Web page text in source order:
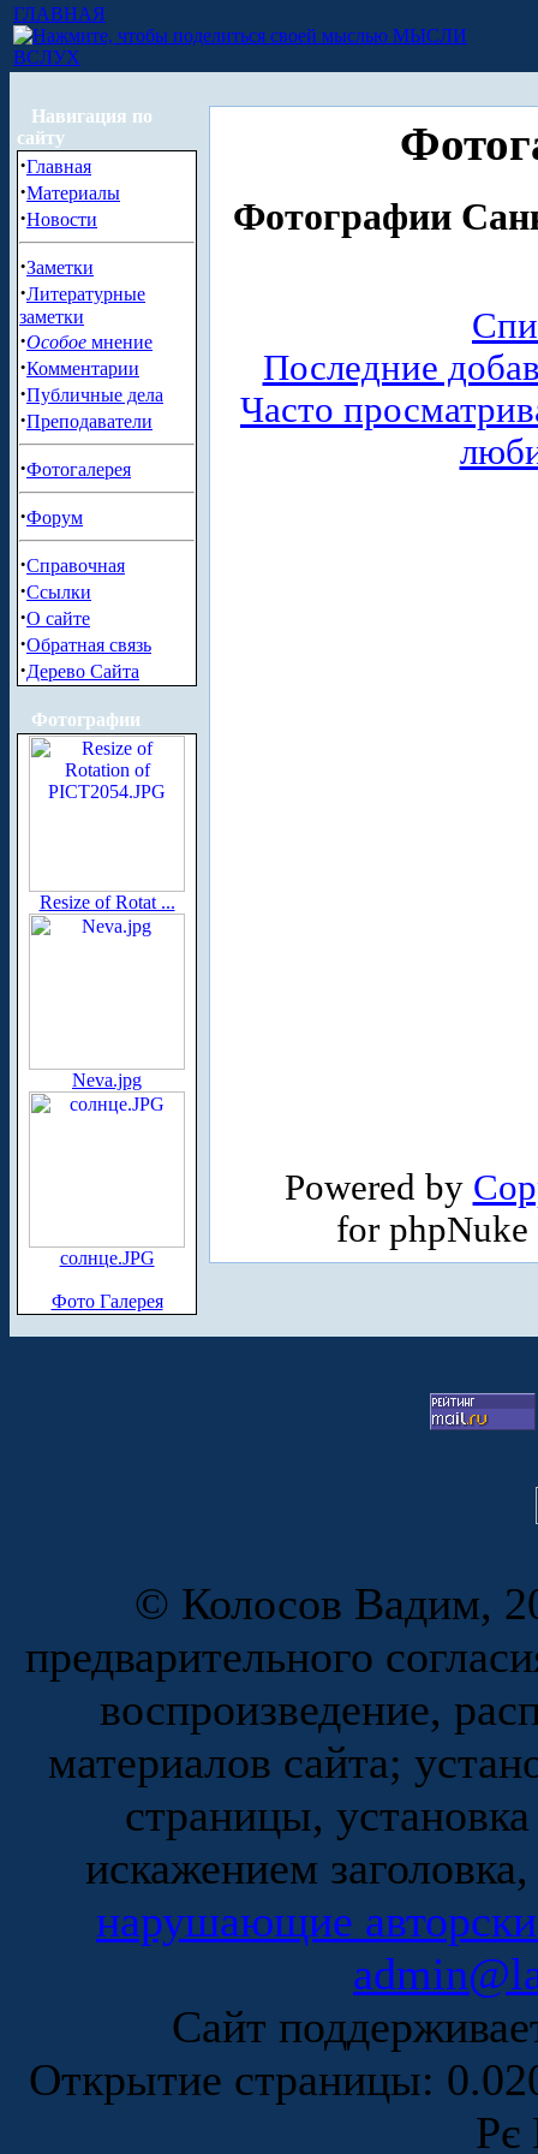
ГЛАВНАЯ
МЫСЛИ
ВСЛУХ
Навигация по
сайту
·Главная
·Материалы
·Новости
·Заметки
·Литературные
заметки
·Особое мнение
·Комментарии
·Публичные дела
·Преподаватели
·Фотогалерея
·Форум
·Справочная
·Ссылки
·О сайте
·Обратная связь
·Дерево Сайта
Фотографии
Resize of Rotat ...
Neva.jpg
солнце.JPG
Фото Галерея
Фотографии
Последние
Часто
Powered by
for
© Колосов Вадим,
предварительного
воспроизведение,
материалов сайта;
страницы,
искажением
нарушающие
Сайт
Открытие страницы:
Рє